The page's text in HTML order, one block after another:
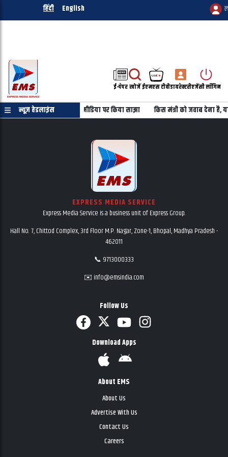
हिंदी English
ई-पेपरखोजेंईएमएस टीवीडायरेक्टरीएजेंसी लॉगिन
न्यूज़ हेडलाइंस
तस्वीर को उल्टा कर सोशल मीडिया पर किया साझा किस मंत्री को जवाब देना है,
EXPRESS MEDIA SERVICE
Express Media Service is a business unit of Express Group.
Hall No. 7, Chittod Complex, 3rd Floor M.P. Nagar, Zone-1, Bhopal, Madhya Pradesh -
462011
📞 9713000333
✉️ info@emsindia.com
Follow Us
Download Apps
About EMS
About Us
Advertise With Us
Contact Us
Careers